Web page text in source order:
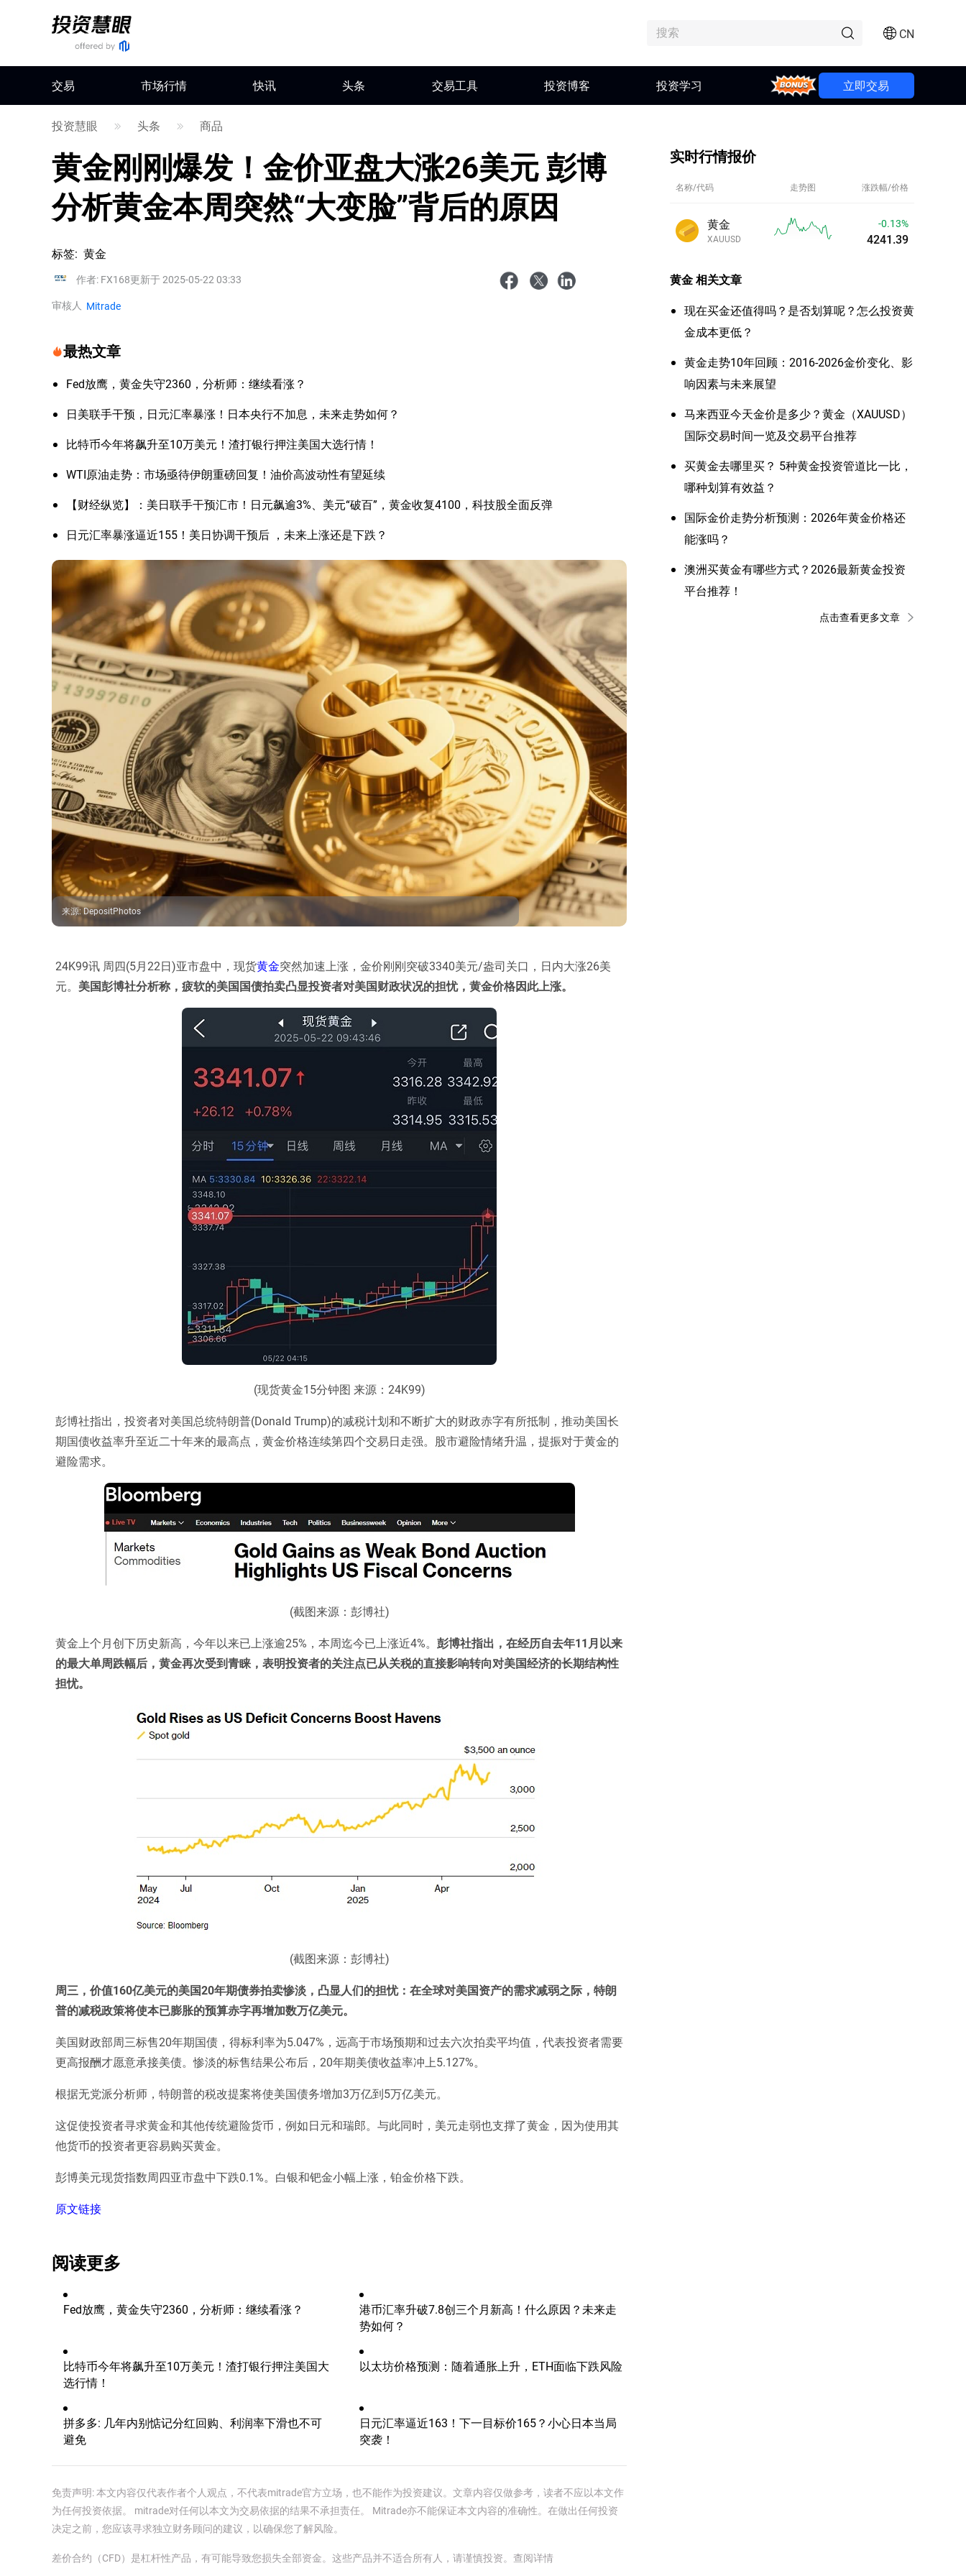
CN
交易 市场行情 快讯 头条 交易工具 投资博客 投资学习 Bonus 立即交易
投资慧眼 头条 商品
黄金刚刚爆发！金价亚盘大涨26美元 彭博
分析黄金本周突然“大变脸”背后的原因
标签: 黄金
作者: FX168更新于 2025-05-22 03:33
审核人 Mitrade
最热文章
Fed放鹰，黄金失守2360，分析师：继续看涨？
日美联手干预，日元汇率暴涨！日本央行不加息，未来走势如何？
比特币今年将飙升至10万美元！渣打银行押注美国大选行情！
WTI原油走势：市场亟待伊朗重磅回复！油价高波动性有望延续
【财经纵览】：美日联手干预汇市！日元飙逾3%、美元“破百”，黄金收复4100，科技股全面反弹
日元汇率暴涨逼近155！美日协调干预后 ，未来上涨还是下跌？
来源:DepositPhotos
24K99讯 周四(5月22日)亚市盘中，现货黄金突然加速上涨，金价刚刚突破3340美元/盎司关口，日内大涨26美
元。 美国彭博社分析称，疲软的美国国债拍卖凸显投资者对美国财政状况的担忧，黄金价格因此上涨。
(现货黄金15分钟图 来源：24K99)
彭博社指出，投资者对美国总统特朗普(Donald Trump)的减税计划和不断扩大的财政赤字有所抵制，推动美国长
期国债收益率升至近二十年来的最高点，黄金价格连续第四个交易日走强。股市避险情绪升温，提振对于黄金的
避险需求。
(截图来源：彭博社)
黄金上个月创下历史新高，今年以来已上涨逾25%，本周迄今已上涨近4%。 彭博社指出，在经历自去年11月以来
的最大单周跌幅后，黄金再次受到青睐，表明投资者的关注点已从关税的直接影响转向对美国经济的长期结构性
担忧。
(截图来源：彭博社)
周三，价值160亿美元的美国20年期债券拍卖惨淡，凸显人们的担忧：在全球对美国资产的需求减弱之际，特朗
普的减税政策将使本已膨胀的预算赤字再增加数万亿美元。
美国财政部周三标售20年期国债，得标利率为5.047%，远高于市场预期和过去六次拍卖平均值，代表投资者需要
更高报酬才愿意承接美债。惨淡的标售结果公布后，20年期美债收益率冲上5.127%。
根据无党派分析师，特朗普的税改提案将使美国债务增加3万亿到5万亿美元。
这促使投资者寻求黄金和其他传统避险货币，例如日元和瑞郎。与此同时，美元走弱也支撑了黄金，因为使用其
他货币的投资者更容易购买黄金。
彭博美元现货指数周四亚市盘中下跌0.1%。白银和钯金小幅上涨，铂金价格下跌。
原文链接
阅读更多
Fed放鹰，黄金失守2360，分析师：继续看涨？
港币汇率升破7.8创三个月新高！什么原因？未来走
势如何？
比特币今年将飙升至10万美元！渣打银行押注美国大
选行情！
以太坊价格预测：随着通胀上升，ETH面临下跌风险
拼多多: 几年内别惦记分红回购、利润率下滑也不可
避免
日元汇率逼近163！下一目标价165？小心日本当局
突袭！
免责声明: 本文内容仅代表作者个人观点，不代表mitrade官方立场，也不能作为投资建议。文章内容仅做参考，读者不应以本文作
为任何投资依据。 mitrade对任何以本文为交易依据的结果不承担责任。 Mitrade亦不能保证本文内容的准确性。在做出任何投资
决定之前，您应该寻求独立财务顾问的建议，以确保您了解风险。
差价合约（CFD）是杠杆性产品，有可能导致您损失全部资金。这些产品并不适合所有人，请谨慎投资。 查阅详情
实时行情报价
名称/代码 走势图 涨跌幅/价格
黄金
XAUUSD
-0.14%
4241.35
黄金相关文章
现在买金还值得吗？是否划算呢？怎么投资黄
金成本更低？
黄金走势10年回顾：2016-2026金价变化、影
响因素与未来展望
马来西亚今天金价是多少？黄金（XAUUSD）
国际交易时间一览及交易平台推荐
买黄金去哪里买？ 5种黄金投资管道比一比，
哪种划算有效益？
国际金价走势分析预测：2026年黄金价格还
能涨吗？
澳洲买黄金有哪些方式？2026最新黄金投资
平台推荐！
点击查看更多文章